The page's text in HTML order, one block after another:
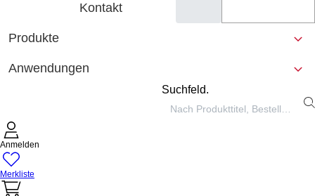
Kontakt
Produkte
Anwendungen
Suchfeld.
Anmelden
Merkliste